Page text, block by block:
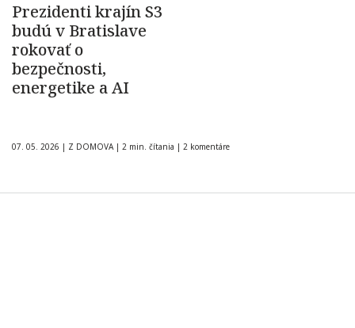
Prezidenti krajín S3
budú v Bratislave
rokovať o
bezpečnosti,
energetike a AI
07. 05. 2026 | Z DOMOVA | 2 min. čítania | 2 komentáre